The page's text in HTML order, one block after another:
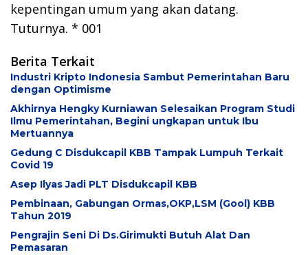
kepentingan umum yang akan datang.
Tuturnya. * 001
Berita Terkait
Industri Kripto Indonesia Sambut Pemerintahan Baru
dengan Optimisme
Akhirnya Hengky Kurniawan Selesaikan Program Studi
Ilmu Pemerintahan, Begini ungkapan untuk Ibu
Mertuannya
Gedung C Disdukcapil KBB Tampak Lumpuh Terkait
Covid 19
Asep Ilyas Jadi PLT Disdukcapil KBB
Pembinaan, Gabungan Ormas,OKP,LSM (Gool) KBB
Tahun 2019
Pengrajin Seni Di Ds.Girimukti Butuh Alat Dan
Pemasaran